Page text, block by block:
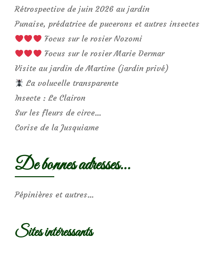
Rétrospective de juin 2026 au jardin
Punaise, prédatrice de pucerons et autres insectes
Focus sur le rosier Nozomi
Focus sur le rosier Marie Dermar
Visite au jardin de Martine (jardin privé)
La volucelle transparente
Insecte : Le Clairon
Sur les fleurs de circe…
Corise de la Jusquiame
De bonnes adresses…
Pépinières et autres…
Sites intéressants